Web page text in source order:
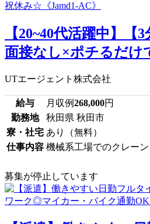
【20~40代活躍中】【
面接なし×ポチるだけ
UTエージェント株式会社
給与 月収例268,000円
勤務地
秋田県 秋田市
寮・社宅 あり（無料）
仕事内容 機械系工場でのクレー
募集が停止しています